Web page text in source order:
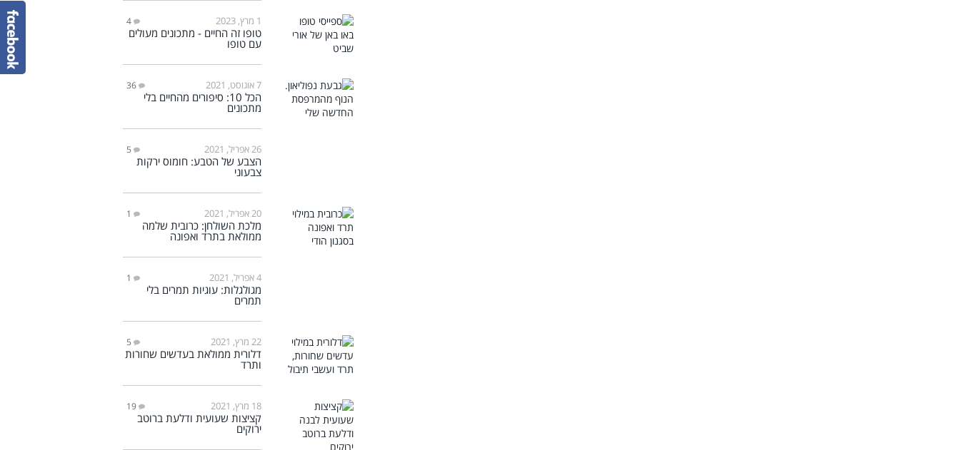
1 מרץ, 2023 4
טופו זה החיים - מתכונים מעולים
עם טופו
7 אוגוסט, 2021 36
הכל 10: סיפורים מהחיים בלי
מתכונים
26 אפריל, 2021 5
הצבע של הטבע: חומוס ירקות
צבעוני
20 אפריל, 2021 1
מלכת השולחן: כרובית שלמה
ממולאת בתרד ואפונה
4 אפריל, 2021 1
מגולגלות: עוגיות תמרים בלי
תמרים
22 מרץ, 2021 5
דלורית ממולאת בעדשים שחורות
ותרד
18 מרץ, 2021 19
קציצות שעועית ודלעת ברוטב
ירוקים